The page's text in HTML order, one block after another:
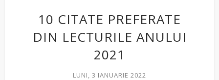
10 CITATE PREFERATE
DIN LECTURILE ANULUI
2021
LUNI, 3 IANUARIE 2022